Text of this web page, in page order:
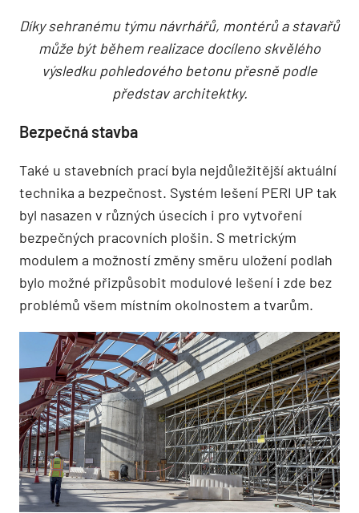
Díky sehranému týmu návrhářů, montérů a stavařů
může být během realizace docíleno skvělého
výsledku pohledového betonu přesně podle
představ architektky.
Bezpečná stavba
Také u stavebních prací byla nejdůležitější aktuální
technika a bezpečnost. Systém lešení PERI UP tak
byl nasazen v různých úsecích i pro vytvoření
bezpečných pracovních plošin. S metrickým
modulem a možností změny směru uložení podlah
bylo možné přizpůsobit modulové lešení i zde bez
problémů všem místním okolnostem a tvarům.